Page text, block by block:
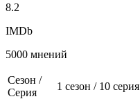
8.2
IMDb
5000 мнений
Сезон /
Серия
1 сезон / 10 серия